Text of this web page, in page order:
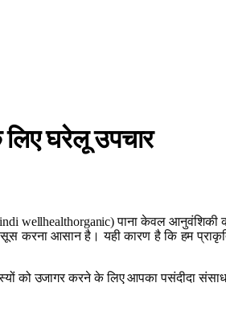
घरेलू उपचार
wellhealthorganic) पाना केवल
करना आसान है। यही कारण है कि हम
रहस्यों को उजागर करने के लिए आपका पसंदीदा